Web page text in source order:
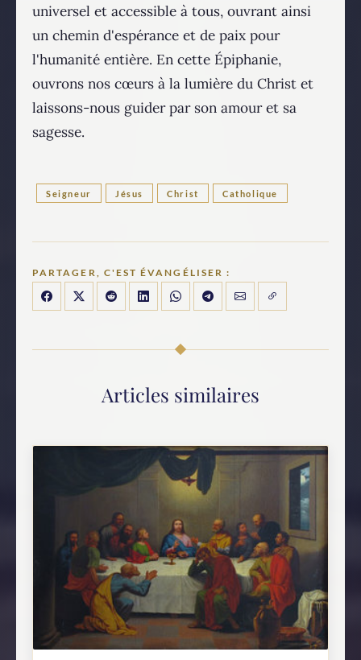
universel et accessible à tous, ouvrant ainsi
un chemin d'espérance et de paix pour
l'humanité entière. En cette Épiphanie,
ouvrons nos cœurs à la lumière du Christ et
laissons-nous guider par son amour et sa
sagesse.
Seigneur Jésus Christ Catholique
PARTAGER, C'EST ÉVANGÉLISER :
Articles similaires